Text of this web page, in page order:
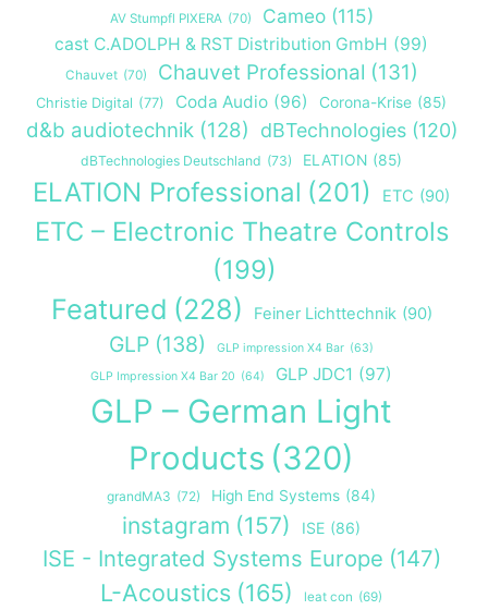
AV Stumpfl PIXERA (70) Cameo (115)
cast C.ADOLPH & RST Distribution GmbH (99)
Chauvet (70) Chauvet Professional (131)
Christie Digital (77) Coda Audio (96) Corona-Krise (85)
d&b audiotechnik (128) dBTechnologies (120)
dBTechnologies Deutschland (73) ELATION (85)
ELATION Professional (201) ETC (90)
ETC – Electronic Theatre Controls
(199)
Featured (228) Feiner Lichttechnik (90)
GLP (138) GLP impression X4 Bar (63)
GLP Impression X4 Bar 20 (64) GLP JDC1 (97)
GLP – German Light
Products (320)
grandMA3 (72) High End Systems (84)
instagram (157) ISE (86)
ISE - Integrated Systems Europe (147)
L-Acoustics (165) leat con (69)